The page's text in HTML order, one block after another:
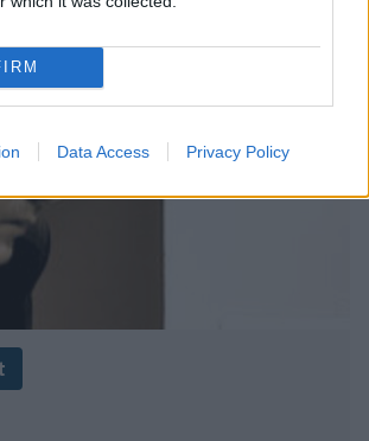
Data Access Privacy Policy